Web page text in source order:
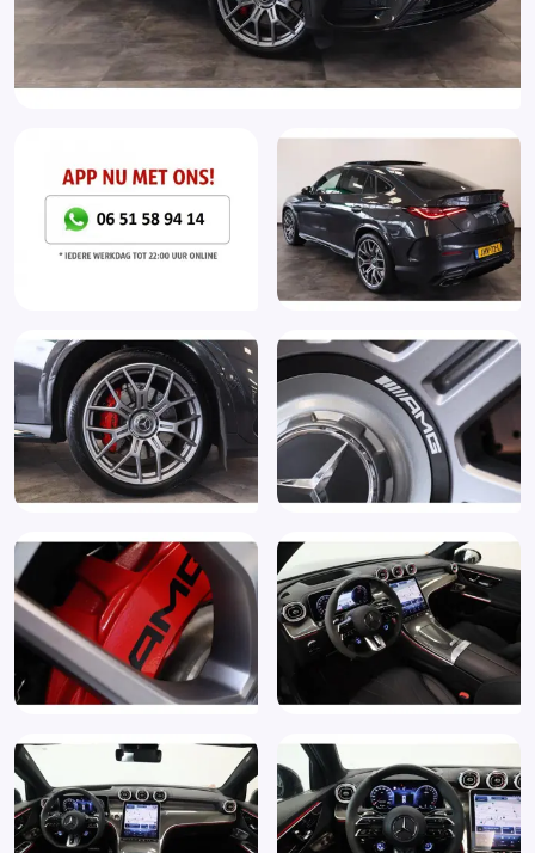
Connected services
Cruise control
Cruise control adaptief met Stop&Go en stuurhulp
Dodehoek detector
Draadloze telefoonlader
Electronic climate control
Elektrisch bedienbare achterklep
Elektrische ramen voor
Elektrisch glazen panorama-dak
Elektrisch verstelbare bestuurdersstoel
Elektrisch verstelbare passagiersstoel
Elektrisch verstelbare stoel(en) met geheugen
Extra getint glas achter
Geluid- en warmtewerend glas
Geluidsimulator
Grootlichtassistent
Head-up display
Hill hold functie
Keyless entry
Keyless start